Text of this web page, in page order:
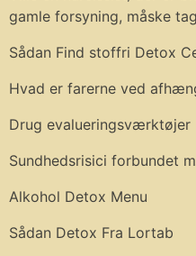
gamle forsyning, måske
Sådan Find stoffri Detox
Hvad er farerne ved
Drug evalueringsværktøjer
Sundhedsrisici forbundet
Alkohol Detox Menu
Sådan Detox Fra Lortab